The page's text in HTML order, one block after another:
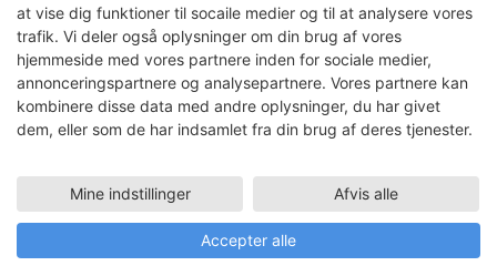
Lærke Valum: SOME BODY
aluminium til sine skulpturer i
Metalværkstedet. Skulpturerne – og den
tilhørerende kollektion – skal præsenteret
til hendes soloudstilling SOME BODY.
at vise dig funktioner til socaile medier og til at analysere vores
trafik. Vi deler også oplysninger om din brug af vores
hjemmeside med vores partnere inden for sociale medier,
annonceringspartnere og analysepartnere. Vores partnere kan
kombinere disse data med andre oplysninger, du har givet
dem, eller som de har indsamlet fra din brug af deres tjenester.
Mine indstillinger Afvis alle
Accepter alle